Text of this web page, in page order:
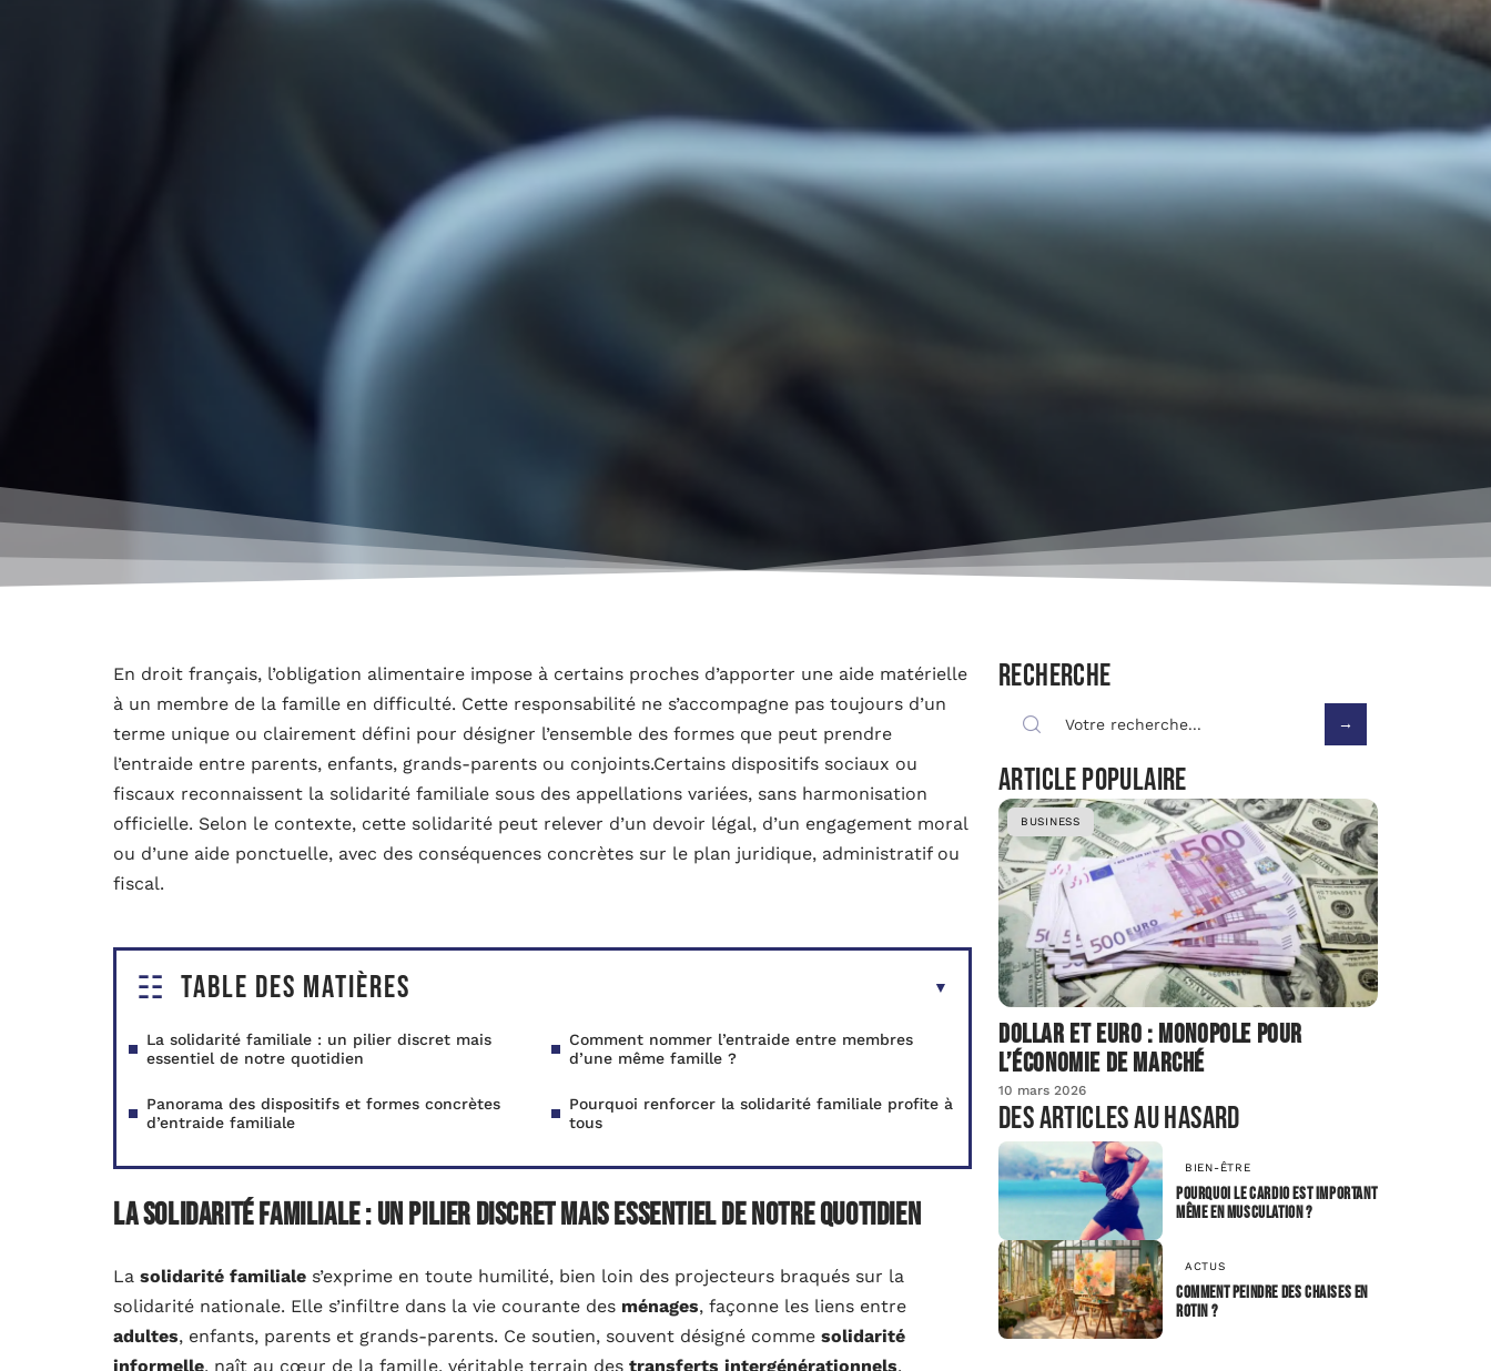
En droit français, l’obligation alimentaire impose à certains proches d’apporter une aide matérielle
à un membre de la famille en difficulté. Cette responsabilité ne s’accompagne pas toujours d’un
terme unique ou clairement défini pour désigner l’ensemble des formes que peut prendre
l’entraide entre parents, enfants, grands-parents ou conjoints.Certains dispositifs sociaux ou
fiscaux reconnaissent la solidarité familiale sous des appellations variées, sans harmonisation
officielle. Selon le contexte, cette solidarité peut relever d’un devoir légal, d’un engagement moral
ou d’une aide ponctuelle, avec des conséquences concrètes sur le plan juridique, administratif ou
fiscal.
Table des matières
La solidarité familiale : un pilier discret mais
essentiel de notre quotidien
Comment nommer l’entraide entre membres
d’une même famille ?
Panorama des dispositifs et formes concrètes
d’entraide familiale
Pourquoi renforcer la solidarité familiale profite à
tous
La solidarité familiale : un pilier discret mais essentiel de notre quotidien
La solidarité familiale s’exprime en toute humilité, bien loin des projecteurs braqués sur la
solidarité nationale. Elle s’infiltre dans la vie courante des ménages, façonne les liens entre
adultes, enfants, parents et grands-parents. Ce soutien, souvent désigné comme solidarité
informelle, naît au cœur de la famille, véritable terrain des transferts intergénérationnels.
Recherche
Article populaire
BUSINESS
Dollar et euro : monopole pour
l’économie de marché
10 mars 2026
Des articles au hasard
BIEN-ÊTRE
Pourquoi le cardio est important
même en musculation ?
ACTUS
Comment peindre des chaises en
rotin ?